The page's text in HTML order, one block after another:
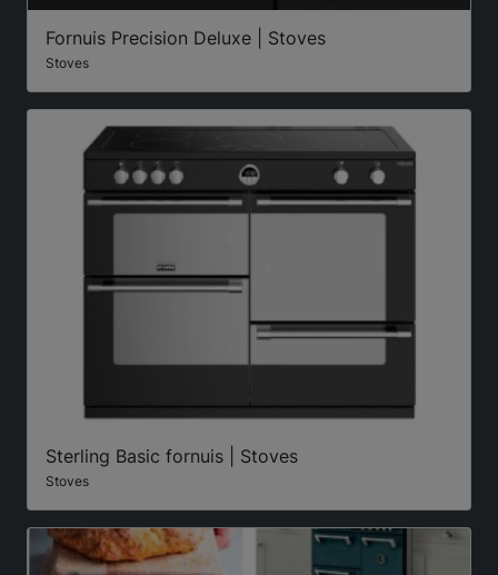
Fornuis Precision Deluxe | Stoves
Stoves
Sterling Basic fornuis | Stoves
Stoves